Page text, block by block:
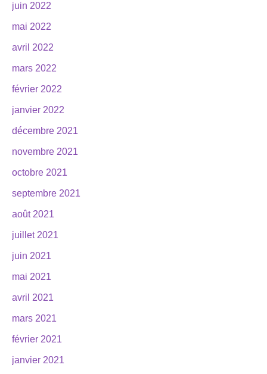
juin 2022
mai 2022
avril 2022
mars 2022
février 2022
janvier 2022
décembre 2021
novembre 2021
octobre 2021
septembre 2021
août 2021
juillet 2021
juin 2021
mai 2021
avril 2021
mars 2021
février 2021
janvier 2021